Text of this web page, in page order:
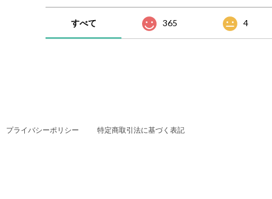
すべて 365 4
プライバシーポリシー 特定商取引法に基づく表記